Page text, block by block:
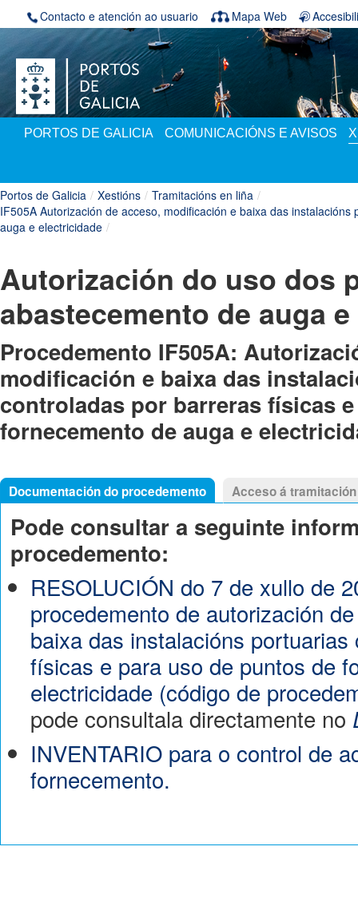
Skip to ContentContacto e atención ao usuario Mapa Web
PORTOS DE GALICIA COMUNICACIÓNS E AVISOS
Portos de Galicia / Xestións / Tramitacións en liña /
IF505A Autorización de acceso, modificación e baixa das
auga e electricidade /
Autorización do uso dos
abastecemento de auga
Procedemento IF505A:
modificación e baixa das
controladas por barreras físicas
fornecemento de auga e
Documentación do procedemento Acceso á tramitación
Pode consultar a seguinte
procedemento:
RESOLUCIÓN do 7 de xullo de
procedemento de autorización
baixa das instalacións
físicas e para uso de puntos de
electricidade (código de
pode consultala directamente no
INVENTARIO para o control de
fornecemento.